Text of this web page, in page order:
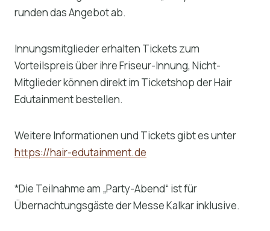
runden das Angebot ab.
Innungsmitglieder erhalten Tickets zum
Vorteilspreis über ihre Friseur-Innung, Nicht-
Mitglieder können direkt im Ticketshop der Hair
Edutainment bestellen.
Weitere Informationen und Tickets gibt es unter
https://hair-edutainment.de
*Die Teilnahme am „Party-Abend“ ist für
Übernachtungsgäste der Messe Kalkar inklusive.